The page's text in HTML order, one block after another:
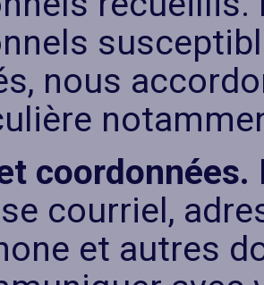
nous
coordonnées.
courriel,
et autres